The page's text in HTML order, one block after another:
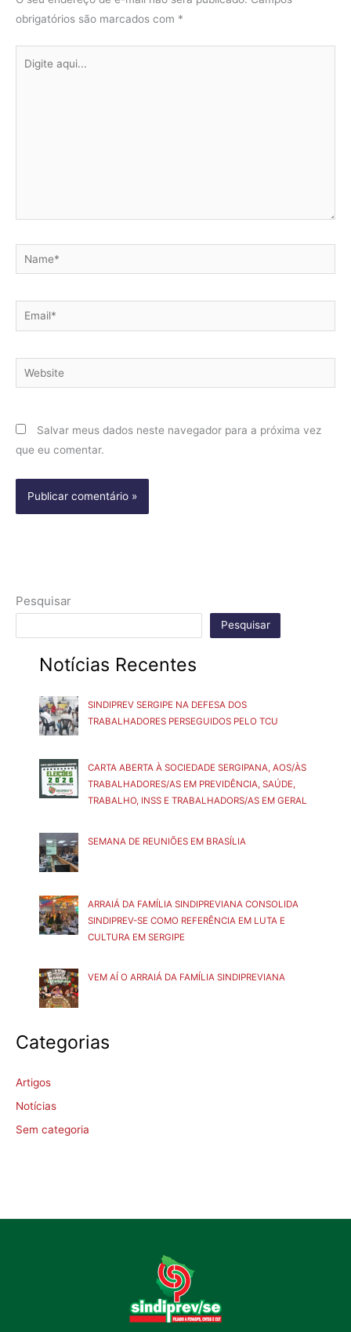
obrigatórios são marcados com *
aqui...
Name*
Email*
Website
Salvar meus dados neste navegador para a próxima vez
que eu comentar.
Pesquisar
Pesquisar
Notícias Recentes
SINDIPREV SERGIPE NA DEFESA DOS
TRABALHADORES PERSEGUIDOS PELO TCU
CARTA ABERTA À SOCIEDADE SERGIPANA, AOS/ÀS
TRABALHADORES/AS EM PREVIDÊNCIA, SAÚDE,
TRABALHO, INSS E TRABALHADORS/AS EM GERAL
SEMANA DE REUNIÕES EM BRASÍLIA
ARRAIÁ DA FAMÍLIA SINDIPREVIANA CONSOLIDA
SINDIPREV-SE COMO REFERÊNCIA EM LUTA E
CULTURA EM SERGIPE
VEM AÍ O ARRAIÁ DA FAMÍLIA SINDIPREVIANA
Categorias
Artigos
Notícias
Sem categoria